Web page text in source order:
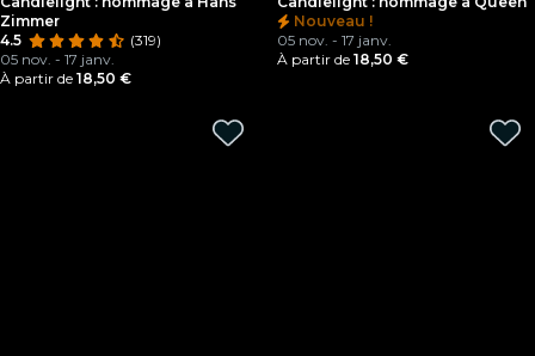
Zimmer
4.5
(319)
05 nov. - 17 janv.
À partir de 18,50 €
Nouveau !
05 nov. - 17 janv.
À partir de 18,50 €